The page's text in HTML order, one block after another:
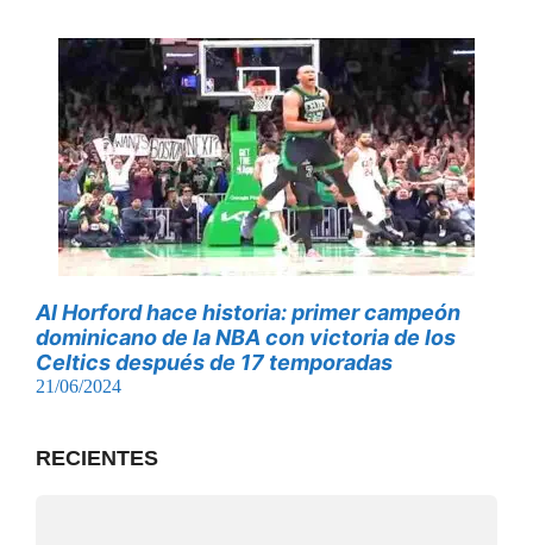
Al Horford hace historia: primer campeón
dominicano de la NBA con victoria de los
Celtics después de 17 temporadas
21/06/2024
RECIENTES